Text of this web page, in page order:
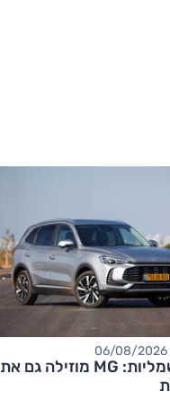
אחרי החשמליות: MG מוזילה גם את